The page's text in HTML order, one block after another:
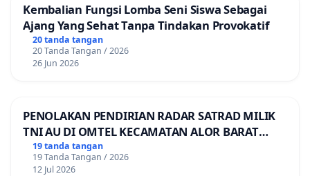
Kembalian Fungsi Lomba Seni Siswa Sebagai
Ajang Yang Sehat Tanpa Tindakan Provokatif
20 tanda tangan
20 Tanda Tangan / 2026
26 Jun 2026
PENOLAKAN PENDIRIAN RADAR SATRAD MILIK
TNI AU DI OMTEL KECAMATAN ALOR BARAT
LAUT, KABUPATEN ALOR
19 tanda tangan
19 Tanda Tangan / 2026
12 Jul 2026